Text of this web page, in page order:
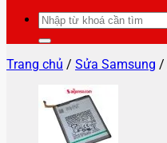
Tìm
kiếm:
Trang chủ / Sửa Samsung /